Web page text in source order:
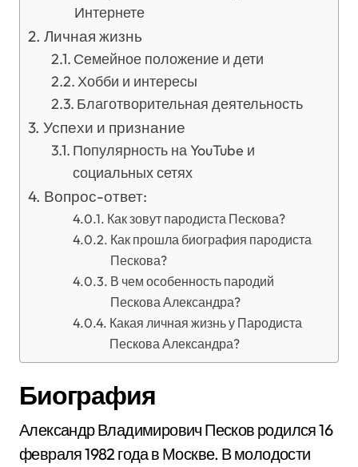
Интернете
Личная жизнь
Семейное положение и дети
Хобби и интересы
Благотворительная деятельность
Успехи и признание
Популярность на YouTube и
социальных сетях
Вопрос-ответ:
Как зовут пародиста Пескова?
Как прошла биография пародиста
Пескова?
В чем особенность пародий
Пескова Александра?
Какая личная жизнь у Пародиста
Пескова Александра?
Биография
Александр Владимирович Песков родился 16
февраля 1982 года в Москве. В молодости